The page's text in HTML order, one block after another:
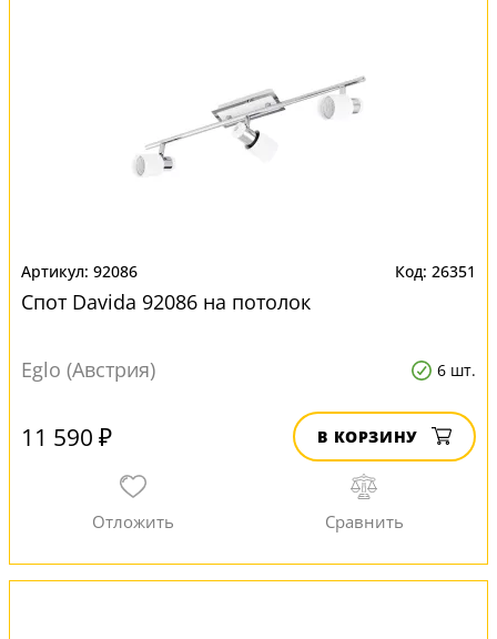
92086 26351
Спот Davida 92086 на потолок
Eglo (Австрия) 6 шт.
11 590 ₽ В КОРЗИНУ